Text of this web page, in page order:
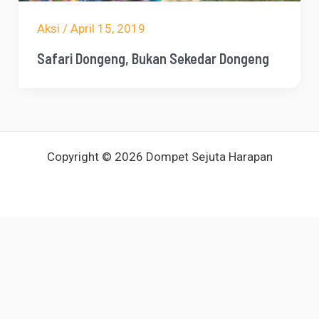
Aksi / April 15, 2019
Safari Dongeng, Bukan Sekedar Dongeng
Copyright © 2026 Dompet Sejuta Harapan